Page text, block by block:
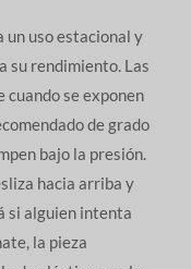
un uso estacional y
su rendimiento. Las
se exponen
de grado
bajo la presión.
hacia arriba y
si alguien intenta
la pieza